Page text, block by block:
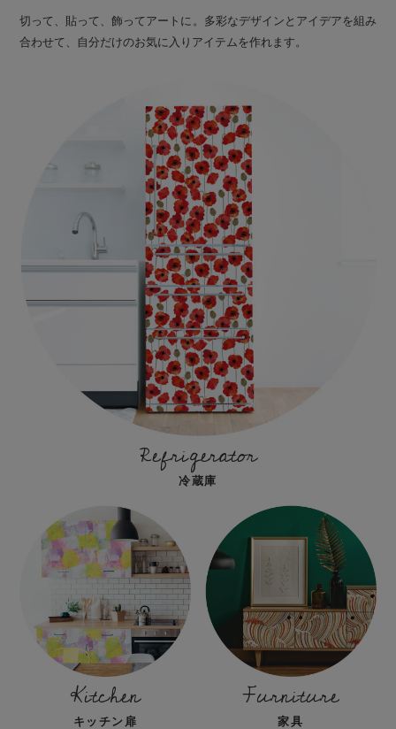
切って、貼って、飾ってアートに。多彩なデザインとアイデアを組み
合わせて、自分だけのお気に入りアイテムを作れます。
Refrigerator
冷蔵庫
Kitchen
キッチン扉
Furniture
家具